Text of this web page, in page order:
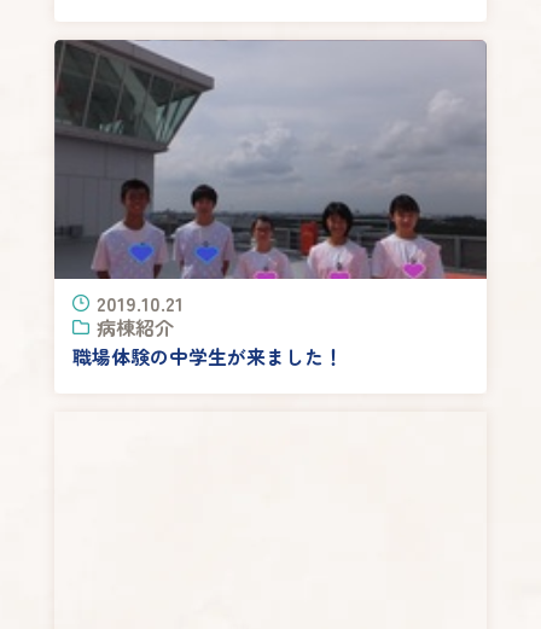
2019.10.21
病棟紹介
職場体験の中学生が来ました！